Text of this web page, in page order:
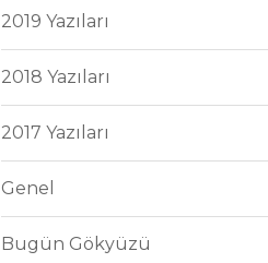
2019 Yazıları
2018 Yazıları
2017 Yazıları
Genel
Bugün Gökyüzü